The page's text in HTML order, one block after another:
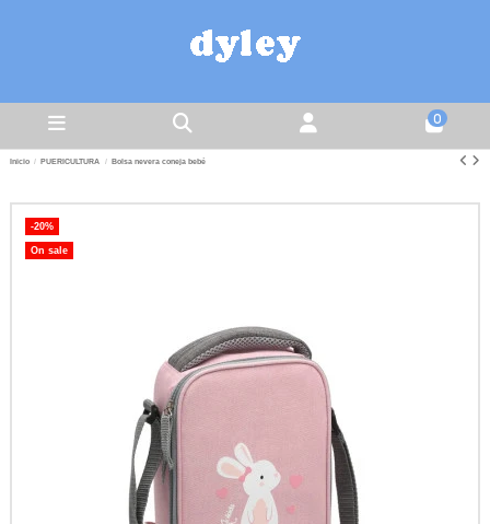
0
Inicio PUERICULTURA Bolsa nevera coneja bebé
-20%
On sale